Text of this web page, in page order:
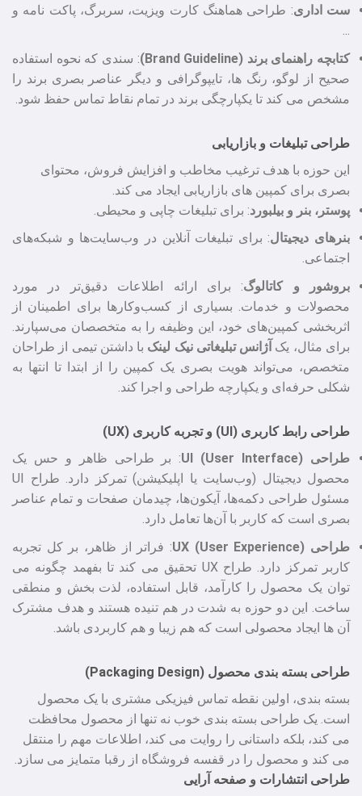
ست اداری: طراحی هماهنگ کارت ویزیت، سربرگ، پاکت نامه و
...
کتابچه راهنمای برند (Brand Guideline)
: سندی که نحوه استفاده
صحیح از لوگو، رنگ‌ ها، تایپوگرافی و دیگر عناصر بصری برند را
مشخص می‌ کند تا یکپارچگی برند در تمام نقاط تماس حفظ شود.
طراحی تبلیغات و بازاریابی
این حوزه با هدف ترغیب مخاطب و افزایش فروش، محتوای
بصری برای کمپین‌ های بازاریابی ایجاد می‌ کند.
پوستر، بنر و بیلبورد: برای تبلیغات چاپی و محیطی.
بنرهای دیجیتال: برای تبلیغات آنلاین در وب‌سایت‌ها و شبکه‌های
اجتماعی.
بروشور و کاتالوگ: برای ارائه اطلاعات دقیق‌تر در مورد
محصولات و خدمات. بسیاری از کسب‌وکارها برای اطمینان از
اثربخشی کمپین‌های خود، این وظیفه را به متخصصان می‌سپارند.
برای مثال، یک آژانس تبلیغاتی نیک لینک با داشتن تیمی از طراحان
متخصص، می‌تواند هویت بصری یک کمپین را از ابتدا تا انتها به
شکلی حرفه‌ای و یکپارچه طراحی و اجرا کند.
طراحی رابط کاربری (UI) و تجربه کاربری (UX)
طراحی (UI (User Interface
: بر طراحی ظاهر و حس یک
محصول دیجیتال (وب‌سایت یا اپلیکیشن) تمرکز دارد. طراح UI
مسئول طراحی دکمه‌ها، آیکون‌ها، چیدمان صفحات و تمام عناصر
بصری است که کاربر با آن‌ها تعامل دارد.
طراحی (UX (User Experience
: فراتر از ظاهر، بر کل تجربه
کاربر تمرکز دارد. طراح UX تحقیق می‌ کند تا بفهمد چگونه می‌
توان یک محصول را کارآمد، قابل استفاده، لذت‌ بخش و منطقی
ساخت. این دو حوزه به شدت در هم تنیده هستند و هدف مشترک
آن‌ ها ایجاد محصولی است که هم زیبا و هم کاربردی باشد.
طراحی بسته‌ بندی محصول (Packaging Design)
بسته‌ بندی، اولین نقطه تماس فیزیکی مشتری با یک محصول
است. یک طراحی بسته‌ بندی خوب نه تنها از محصول محافظت
می‌ کند، بلکه داستانی را روایت می‌ کند، اطلاعات مهم را منتقل
می‌ کند و محصول را در قفسه فروشگاه از رقبا متمایز می‌ سازد.
طراحی انتشارات و صفحه‌ آرایی